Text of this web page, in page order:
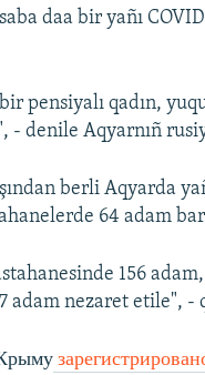
daa bir yañı
pensiyalı qadın,
- denile Aqyarnıñ
berli Aqyarda
64 adam
156 adam,
adam nezaret etile", -